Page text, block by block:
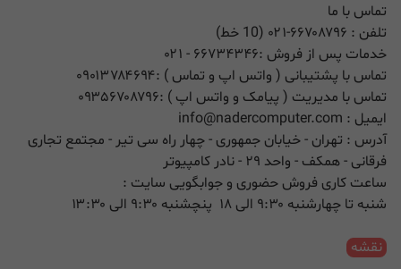
تماس با ما
تلفن : ۰۲۱-۶۶۷۰۸۷۹۶ (10 خط)
خدمات پس از فروش :۶۶۷۳۴۳۴۶ - ۰۲۱
تماس با پشتیبانی ( واتس اپ و تماس ) :۰۹۰۱۳۷۸۴۶۹۴
تماس با مدیریت ( پیامک و واتس اپ ) :۰۹۳۵۶۷۰۸۷۹۶
ایمیل : info@nadercomputer.com
آدرس : تهران - خیابان جمهوری - چهار راه سی تیر - مجتمع تجاری
فرقانی - همکف - واحد ۲۹ - نادر کامپیوتر
ساعت کاری فروش حضوری و جوابگویی سایت :
شنبه تا چهارشنبه ۹:۳۰ الی ۱۸ پنچشنبه ۹:۳۰ الی ۱۳:۳۰
نقشه